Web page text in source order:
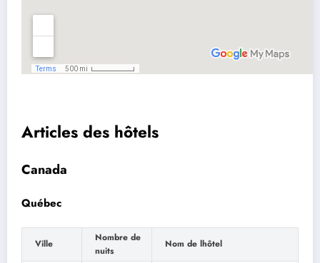
Articles des hôtels
Canada
Québec
Ville
Nombre de
nuits
Nom de lhôtel